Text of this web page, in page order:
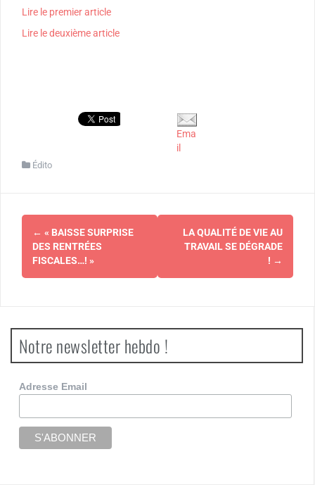
Lire le premier article
Lire le deuxième article
Ema
il
Édito
Navigation
d'article
← « BAISSE SURPRISE
DES RENTRÉES
FISCALES…! »
LA QUALITÉ DE VIE AU
TRAVAIL SE DÉGRADE
! →
Notre newsletter hebdo !
Adresse Email